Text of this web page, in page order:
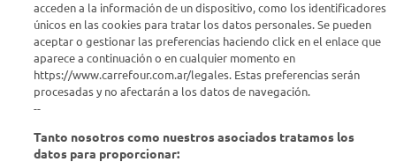
Estamos para ayudarte
¿Tenés una consulta? Comunicate con nosotros acá
Descubrí Carrefour
Conocenos
acceden a la información de un dispositivo, como los identificadores
únicos en las cookies para tratar los datos personales. Se pueden
aceptar o gestionar las preferencias haciendo click en el enlace que
aparece a continuación o en cualquier momento en
https://www.carrefour.com.ar/legales. Estas preferencias serán
procesadas y no afectarán a los datos de navegación.
--
Tanto nosotros como nuestros asociados tratamos los
datos para proporcionar: